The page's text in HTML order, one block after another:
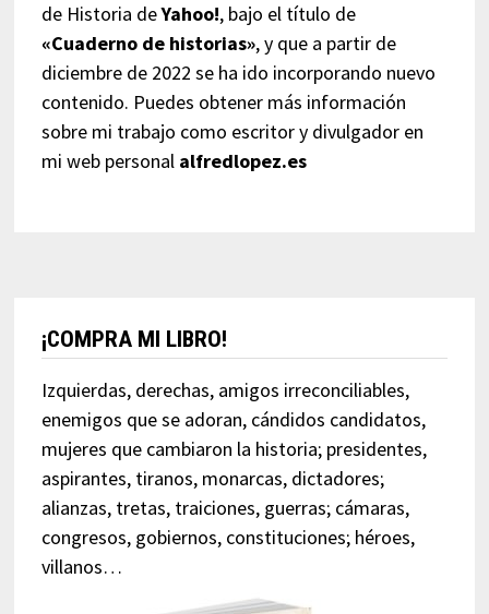
de Historia deYahoo!, bajo el título de
«Cuaderno de historias», y que a partir de
diciembre de 2022 se ha ido incorporando nuevo
contenido. Puedes obtener más información
sobre mi trabajo como escritor y divulgador en
mi web personal alfredlopez.es
¡COMPRA MI LIBRO!
Izquierdas, derechas, amigos irreconciliables,
enemigos que se adoran, cándidos candidatos,
mujeres que cambiaron la historia; presidentes,
aspirantes, tiranos, monarcas, dictadores;
alianzas, tretas, traiciones, guerras; cámaras,
congresos, gobiernos, constituciones; héroes,
villanos…